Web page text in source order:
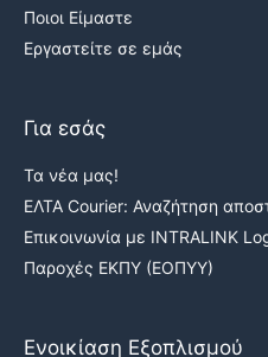
Ποιοι Είμαστε
Εργαστείτε σε εμάς
Για εσάς
Τα νέα μας!
ΕΛΤΑ Courier: Αναζήτηση
Επικοινωνία με INTRALINK
Παροχές ΕΚΠΥ (ΕΟΠΥΥ)
Ενοικίαση Εξοπλισμού